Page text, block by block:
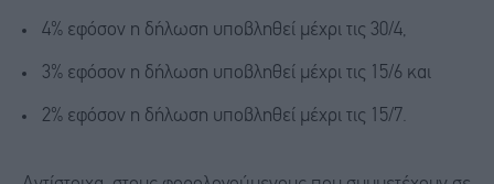
4% εφόσον η δήλωση υποβληθεί μέχρι τις 30/4,
3% εφόσον η δήλωση υποβληθεί μέχρι τις 15/6 και
2% εφόσον η δήλωση υποβληθεί μέχρι τις 15/7.